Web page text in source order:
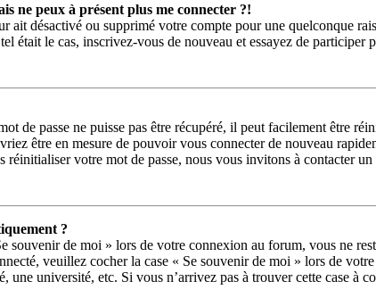
ne peux à présent plus me connecter ?!
ait désactivé ou supprimé votre compte pour une quelconque
était le cas, inscrivez-vous de nouveau et essayez de participer
de passe ne puisse pas être récupéré, il peut facilement être
être en mesure de pouvoir vous connecter de nouveau
réinitialiser votre mot de passe, nous vous invitons à contacter
?
souvenir de moi » lors de votre connexion au forum, vous ne
veuillez cocher la case « Se souvenir de moi » lors de
une université, etc. Si vous n’arrivez pas à trouver cette case à